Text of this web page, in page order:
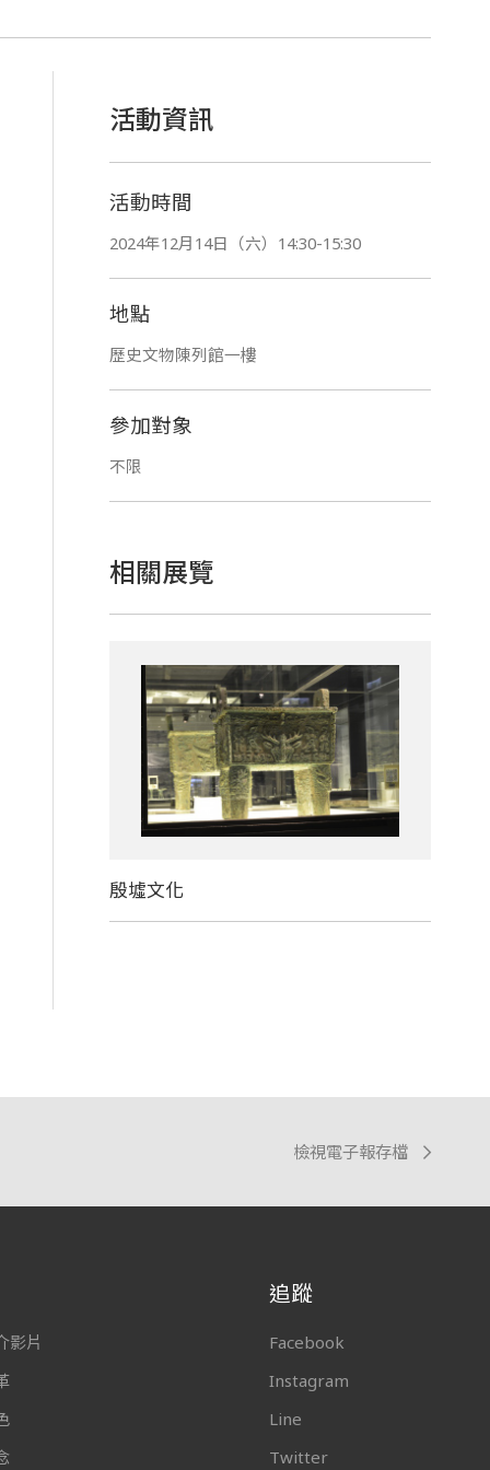
活動資訊
活動時間
2024年12月14日（六）14:30-15:30
地點
歷史文物陳列館一樓
參加對象
不限
相關展覽
殷墟文化
檢視電子報存檔
影片
追蹤
Facebook
Instagram
Line
Twitter